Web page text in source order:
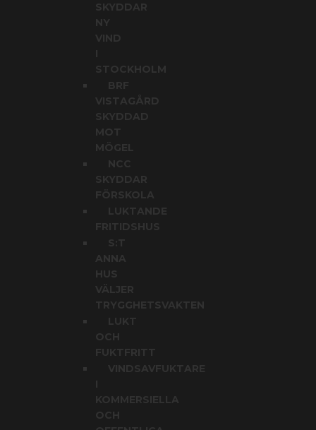
SKYDDAR
NY
VIND
STOCKHOLM
BRF
VISTAGÅRD
SKYDDAD
MOT
MÖGEL
SKYDDAR
FÖRSKOLA
LUKTANDE
FRITIDSHUS
ANNA
HUS
VÄLJER
TRYGGHETSVAKTEN
LUKT
OCH
FUKTFRITT
VINDSAVFUKTARE
KOMMERSIELLA
OCH